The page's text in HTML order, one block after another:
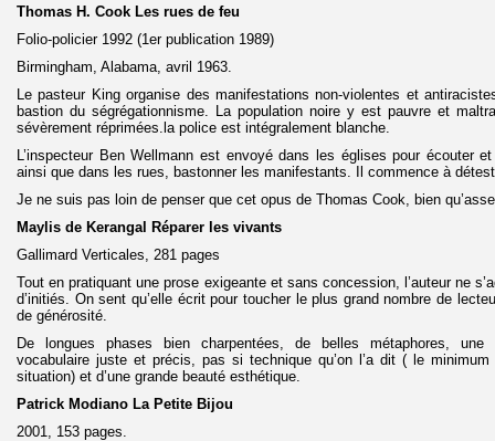
Thomas H. Cook Les rues de feu
Folio-policier 1992 (1er publication 1989)
Birmingham, Alabama, avril 1963.
Le pasteur King organise des manifestations non-violentes et
bastion du ségrégationnisme. La population noire y est pauvre et
sévèrement réprimées.la police est intégralement blanche.
L’inspecteur Ben Wellmann est envoyé dans les églises pour écouter
ainsi que dans les rues, bastonner les manifestants. Il commence à
Je ne suis pas loin de penser que cet opus de Thomas Cook, bien
Maylis de Kerangal Réparer les vivants
Gallimard Verticales, 281 pages
Tout en pratiquant une prose exigeante et sans concession, l’auteur ne
d’initiés. On sent qu’elle écrit pour toucher le plus grand nombre de
de générosité.
De longues phases bien charpentées, de belles métaphores, une
vocabulaire juste et précis, pas si technique qu’on l’a dit ( le minimum
situation) et d’une grande beauté esthétique.
Patrick Modiano La Petite Bijou
2001, 153 pages.